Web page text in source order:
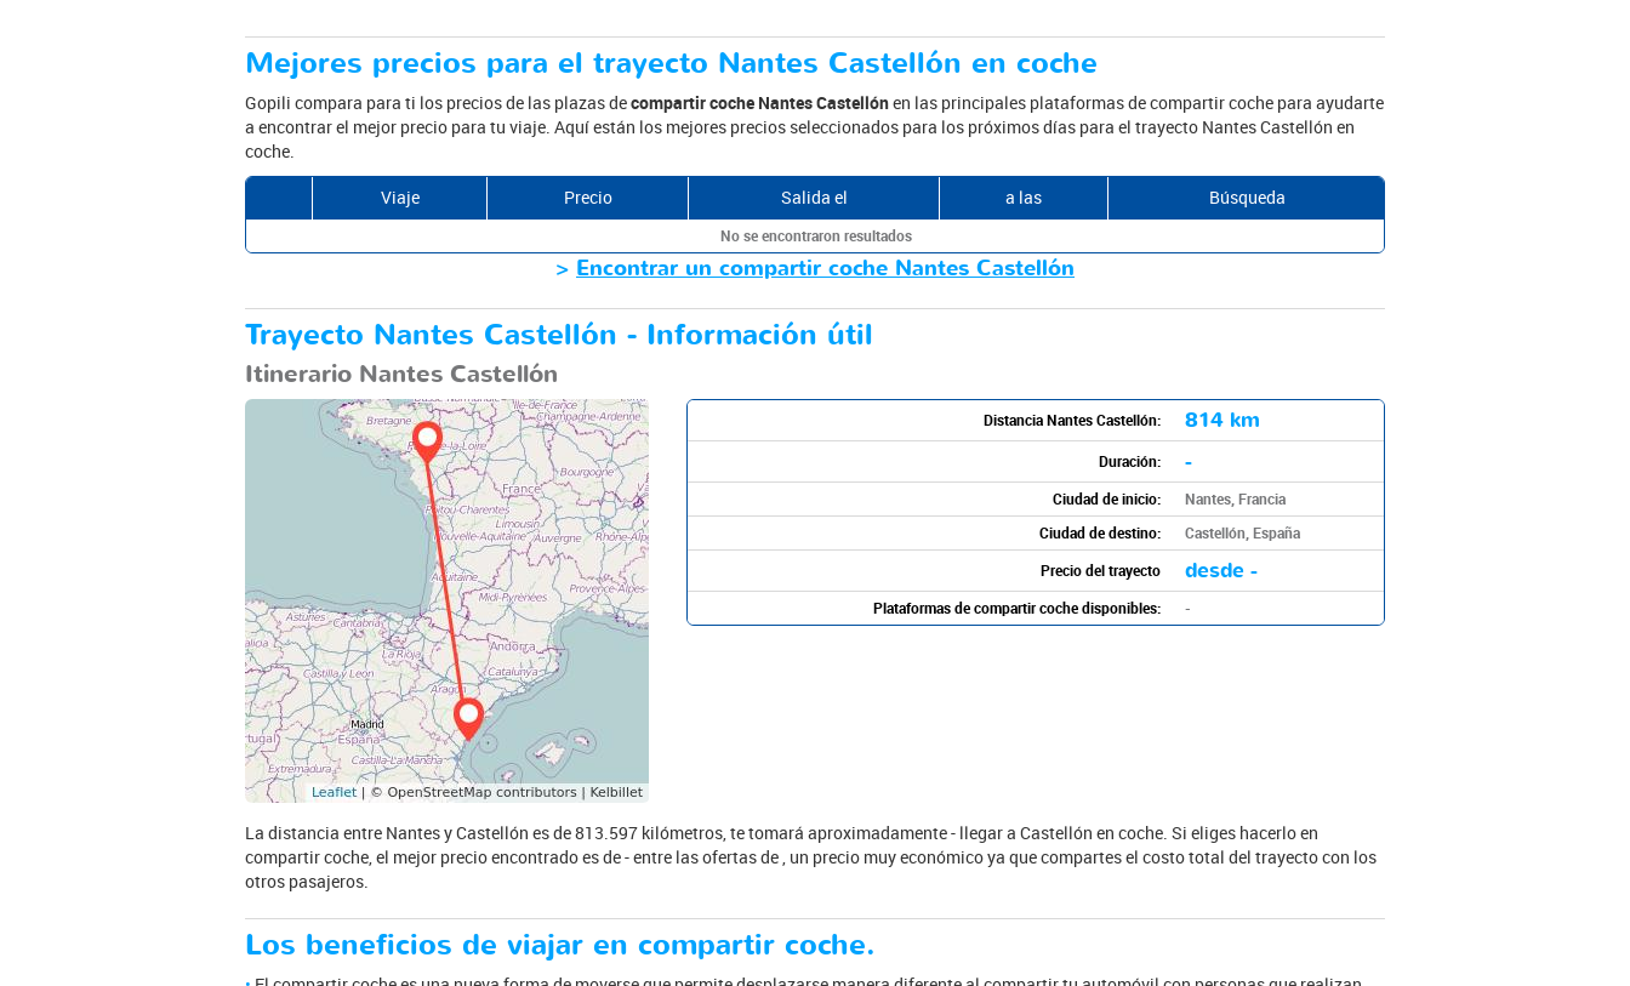
Mejores precios para el trayecto Nantes Castellón en coche
Gopili compara para ti los precios de las plazas decompartir coche Nantes Castellónen las principales plataformas de compartir coche para ayudarte
a encontrar el mejor precio para tu viaje. Aquí están los mejores precios seleccionados para los próximos días para el trayecto Nantes Castellón en
coche.
Viaje
Precio Salida el a las Búsqueda
No se encontraron resultados
> Encontrar un compartir coche Nantes Castellón
Trayecto Nantes Castellón - Información útil
Itinerario Nantes Castellón
Distancia Nantes Castellón: 814 km
Duración: -
Ciudad de inicio:
Nantes, Francia
Ciudad de destino:
Castellón, España
Precio del trayecto
desde -
Plataformas de compartir coche disponibles: -
La distancia entre Nantes y Castellón es de 813.597 kilómetros, te tomará aproximadamente - llegar a Castellón en coche. Si eliges hacerlo en
compartir coche, el mejor precio encontrado es de - entre las ofertas de , un precio muy económico ya que compartes el costo total del trayecto con los
otros pasajeros.
Los beneficios de viajar en compartir coche.